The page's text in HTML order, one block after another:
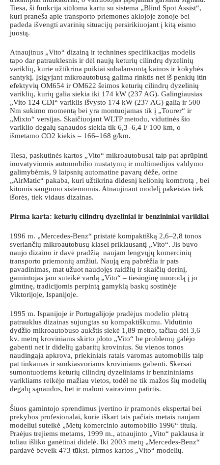
Tiesa, ši funkcija siūloma kartu su sistema „Blind Spot Assist“,
kuri praneša apie transporto priemones aklojoje zonoje bei
padeda išvengti avarinių situacijų persirikiuojant į kitą eismo
juostą.
Atnaujinus „Vito“ dizainą ir technines specifikacijas modelis
tapo dar patrauklesnis ir dėl naujų keturių cilindrų dyzelinių
variklių, kurie užtikrina puikiai subalansuotą kainos ir kokybės
santykį. Įsigyjant mikroautobusą galima rinktis net iš penkių itin
efektyvių OM654 ir OM622 šeimos keturių cilindrų dyzelinių
variklių, kurių galia siekia iki 174 kW (237 AG). Galingiausias
„Vito 124 CDI“ variklis išvysto 174 kW (237 AG) galią ir 500
Nm sukimo momentą bei yra montuojamas tik į „Tourer“ ir
„Mixto“ versijas. Skaičiuojant WLTP metodu, vidutinės šio
variklio degalų sąnaudos siekia tik 6,3–6,4 l/ 100 km, o
išmetamo CO2 kiekis – 166–168 g/km.
Tiesa, paskutinės kartos „Vito“ mikroautobusai taip pat aprūpinti
inovatyviomis automobilio nustatymų ir multimedijos valdymo
galimybėmis, 9 laipsnių automatine pavarų dėže, orine
„AirMatic“ pakaba, kuri užtikrina didesnį kelionių komfrotą , bei
kitomis saugumo sistemomis. Atnaujinant modelį pakeistas tiek
išorės, tiek vidaus dizainas.
Pirma karta: keturių cilindrų dyzeliniai ir benzininiai varikliai
1996 m. „Mercedes-Benz“ pristatė kompaktišką 2,6–2,8 tonos
sveriančių mikroautobusų klasei priklausantį „Vito“. Jis buvo
naujo dizaino ir davė pradžią naujam lengvųjų komercinių
transporto priemonių amžiui. Naują erą pabrėžia ir pats
pavadinimas, mat užuot naudojęs raidžių ir skaičių derinį,
gamintojas jam suteikė vardą „Vito“ – tiesioginę nuorodą į jo
gimtinę, tradicijomis perpintą gamyklą baskų sostinėje
Viktorijoje, Ispanijoje.
1995 m. Ispanijoje ir Portugalijoje pradėjus modelio plėtrą
patrauklus dizainas sujungtas su kompaktiškumu. Vidutinio
dydžio mikroautobuso aukštis siekė 1,89 metro, tačiau dėl 3,6
kv. metrų kroviniams skirto ploto „Vito“ be problemų galėjo
gabenti net ir didelių gabaritų krovinius. Su vienos tonos
naudingąja apkrova, priekiniais ratais varomas automobilis taip
pat tinkamas ir sunkiasvoriams kroviniams gabenti. Skersai
sumontuotiems keturių cilindrų dyzeliniams ir benzininiams
varikliams reikėjo mažiau vietos, todėl ne tik mažos šių modelių
degalų sąnaudos, bet ir maloni vairavimo patirtis.
Šiuos gamintojo sprendimus įvertino ir pramonės ekspertai bei
prekybos profesionalai, kurie iškart tais pačiais metais naujam
modeliui suteikė „Metų komercinio automobilio 1996“ titulą.
Praėjus trejiems metams, 1999 m., atnaujinto „Vito“ paklausa ir
toliau išliko ganėtinai didelė. Iki 2003 metų „Mercedes-Benz“
pardavė beveik 473 tūkst. pirmos kartos „Vito“ modelių.